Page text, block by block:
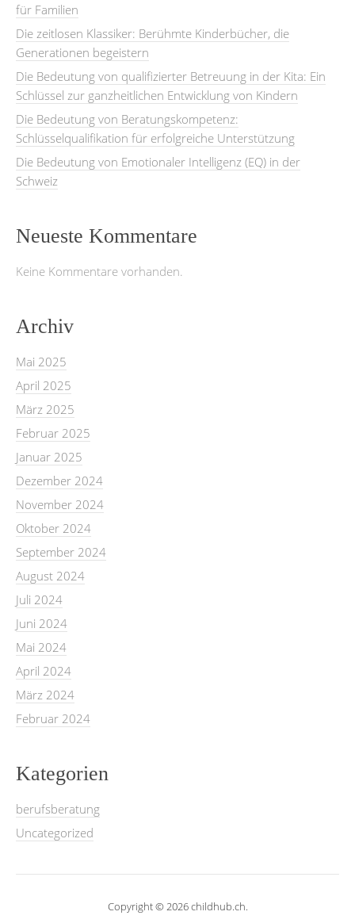
für Familien
Die zeitlosen Klassiker: Berühmte Kinderbücher, die
Generationen begeistern
Die Bedeutung von qualifizierter Betreuung in der Kita: Ein
Schlüssel zur ganzheitlichen Entwicklung von Kindern
Die Bedeutung von Beratungskompetenz:
Schlüsselqualifikation für erfolgreiche Unterstützung
Die Bedeutung von Emotionaler Intelligenz (EQ) in der
Schweiz
Neueste Kommentare
Keine Kommentare vorhanden.
Archiv
Mai 2025
April 2025
März 2025
Februar 2025
Januar 2025
Dezember 2024
November 2024
Oktober 2024
September 2024
August 2024
Juli 2024
Juni 2024
Mai 2024
April 2024
März 2024
Februar 2024
Kategorien
berufsberatung
Uncategorized
Copyright © 2026 childhub.ch.